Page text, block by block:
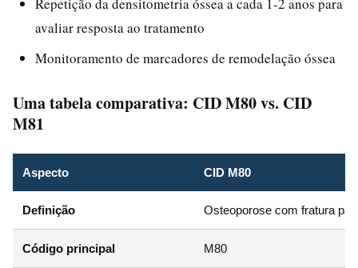
avaliar resposta ao tratamento
Monitoramento de marcadores de remodelação óssea
Uma tabela comparativa: CID M80 vs. CID
M81
Aspecto CID M80
Definição Osteoporose com fratura
Código principal M80